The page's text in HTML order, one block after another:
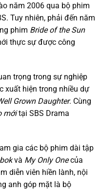
năm 2006 qua bộ phim
Tuy nhiên, phải đến năm
phim Bride of the Sun
thực sự được công
trọng trong sự nghiệp
xuất hiện trong nhiều dự
Grown Daughter. Cùng
mớitại SBS Drama
gia các bộ phim dài tập
và My Only Onecủa
diễn viên hiền lành, nội
anh góp mặt là bộ